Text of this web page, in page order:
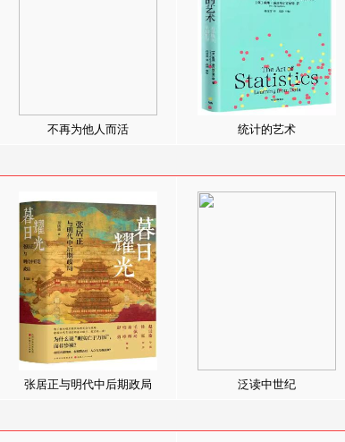
不再为他人而活 统计的艺术
张居正与明代中后期政局 泛读中世纪